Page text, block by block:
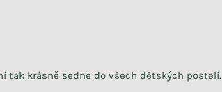
tak krásně sedne do všech dětských postelí.